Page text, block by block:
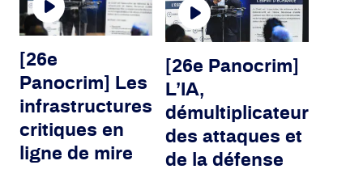
[26e
Panocrim] Les
infrastructures
critiques en
ligne de mire
[26e Panocrim]
L’IA,
démultiplicateur
des attaques et
de la défense